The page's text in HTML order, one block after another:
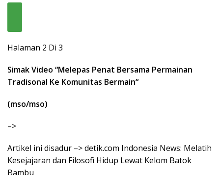
Halaman 2 Di 3
Simak Video “Melepas Penat Bersama Permainan
Tradisonal Ke Komunitas Bermain“
(mso/mso)
–>
Artikel ini disadur –> detik.com Indonesia News: Melatih
Kesejajaran dan Filosofi Hidup Lewat Kelom Batok
Bambu